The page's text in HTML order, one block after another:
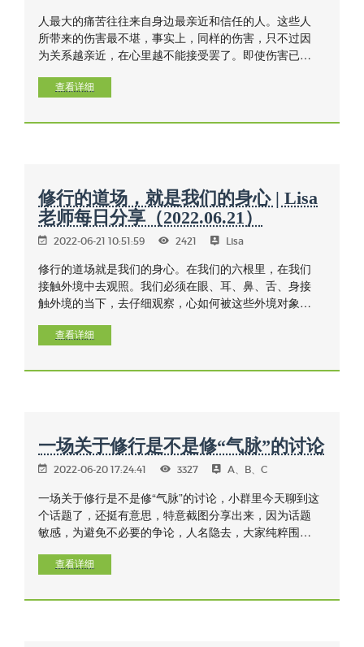
人最大的痛苦往往来自身边最亲近和信任的人。这些人
所带来的伤害最不堪，事实上，同样的伤害，只不过因
为关系越亲近，在心里越不能接受罢了。即使伤害已过
中不能自拔，这无异于是用别人的错误来惩罚自己的一
的是自己的心，看起来是原谅别人，其实是放过自己。
查看详细
修行的道场，就是我们的身心 | Lisa
老师每日分享（2022.06.21）
2022-06-21 10:51:59 2421 Lisa
修行的道场就是我们的身心。在我们的六根里，在我们
接触外境中去观照。我们必须在眼、耳、鼻、舌、身接
触外境的当下，去仔细观察，心如何被这些外境对象引
行为，以及一连串的喜恶、分别的制约反应。修行就是
观察自己的内心世界，并从当下超越与放下。
查看详细
一场关于修行是不是修“气脉”的讨论
2022-06-20 17:24:41 3327 A、B、C
一场关于修行是不是修“气脉”的讨论，小群里今天聊到这
个话题了，还挺有意思，特意截图分享出来，因为话题
敏感，为避免不必要的争论，人名隐去，大家纯粹围观
查看详细